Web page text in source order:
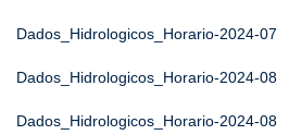
Dados_Hidrologicos_Horario-2024-07
Dados_Hidrologicos_Horario-2024-08
Dados_Hidrologicos_Horario-2024-08